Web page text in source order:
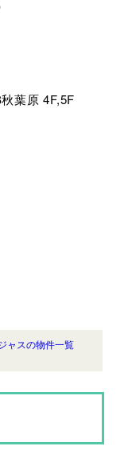
葉原 4F,5F
ャスの物件一覧